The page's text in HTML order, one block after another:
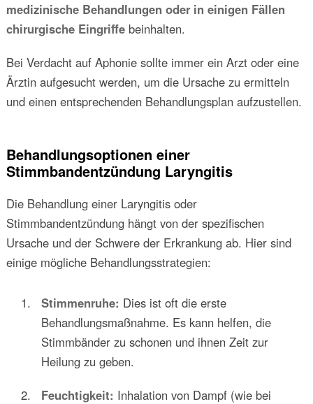
medizinische Behandlungen oder in einigen Fällen
chirurgische Eingriffebeinhalten.
Bei Verdacht auf Aphonie sollte immer ein Arzt oder eine
Ärztin aufgesucht werden, um die Ursache zu ermitteln
und einen entsprechenden Behandlungsplan aufzustellen.
Behandlungsoptionen einer
Stimmbandentzündung Laryngitis
Die Behandlung einer Laryngitis oder
Stimmbandentzündung hängt von der spezifischen
Ursache und der Schwere der Erkrankung ab. Hier sind
einige mögliche Behandlungsstrategien:
Stimmenruhe: Dies ist oft die erste
Behandlungsmaßnahme. Es kann helfen, die
Stimmbänder zu schonen und ihnen Zeit zur
Heilung zu geben.
Feuchtigkeit: Inhalation von Dampf (wie bei